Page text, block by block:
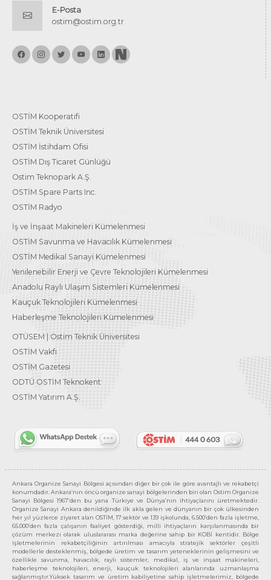
E-Posta
ostim@ostim.org.tr
OSTİM Kooperatifi
OSTİM Teknik Üniversitesi
OSTİM İstihdam Ofisi
OSTİM Dış Ticaret Günlüğü
Ostim Teknopark A.Ş.
OSTİM Spare Parts Inc.
OSTİM Radyo
İş ve İnşaat Makineleri Kümelenmesi
OSTİM Savunma ve Havacılık Kümelenmesi
OSTİM Medikal Sanayi Kümelenmesi
Yenilenebilir Enerji ve Çevre Teknolojileri Kümelenmesi
Anadolu Raylı Ulaşım Sistemleri Kümelenmesi
Kauçuk Teknolojileri Kümelenmesi
Haberleşme Teknolojileri Kümelenmesi
OTÜSEM | Ostim Teknik Üniversitesi
OSTİM Vakfı
OSTİM Gazetesi
ODTÜ OSTİM Teknokent
OSTİM Yatırım A.Ş.
Ankara Organize Sanayi Bölgesi açısından diğer bir çok ile göre avantajlı ve rekabetçi
konumdadır. Ankara’nın öncü organize sanayi bölgelerinden biri olan Ostim Organize
Sanayi Bölgesi 1967’den bu yana Türkiye ve Dünya’nın ihtiyaçlarını üretmektedir.
Organize Sanayi Ankara denildiğinde ilk akla gelen ve dünyanın bir çok ülkesinden
her yıl yüzlerce ziyaret alan OSTİM, 17 sektör ve 139 işkolunda, 6.500’den fazla işletme,
65.000’den fazla çalışanın faaliyet gösterdiği, milli ihtiyaçların karşılanmasında bir
çözüm merkezi olarak uluslararası marka değerine sahip bir KOBİ kentidir. Bölge
işletmelerinin rekabetçiliğinin artırılması amacıyla stratejik sektörler çeşitli
modellerle desteklenmiş, bölgede üretim ve tasarım yeteneklerinin gelişmesini ve
özellikle savunma, havacılık, raylı sistemler, medikal, iş ve inşaat makineleri,
haberleşme teknolojileri, enerji, kauçuk teknolojileri alanlarında uzmanlaşma
sağlanmıştır.Yüksek tasarım ve üretim kabiliyetine sahip işletmelerimiz, bölgede